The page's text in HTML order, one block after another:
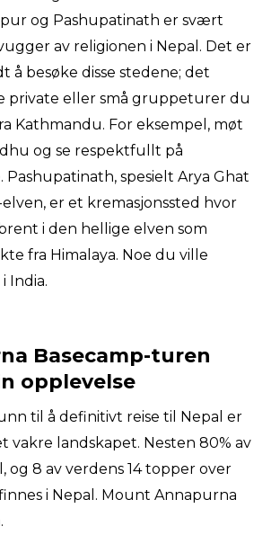
og Pashupatinath er svært
av religionen i Nepal. Det er
å besøke disse stedene; det
private eller små gruppeturer du
Kathmandu. For eksempel, møt
og se respektfullt på
Pashupatinath, spesielt Arya Ghat
er et kremasjonssted hvor
i den hellige elven som
fra Himalaya. Noe du ville
India.
Basecamp-turen
opplevelse
til å definitivt reise til Nepal er
vakre landskapet. Nesten 80% av
og 8 av verdens 14 topper over
i Nepal. Mount Annapurna